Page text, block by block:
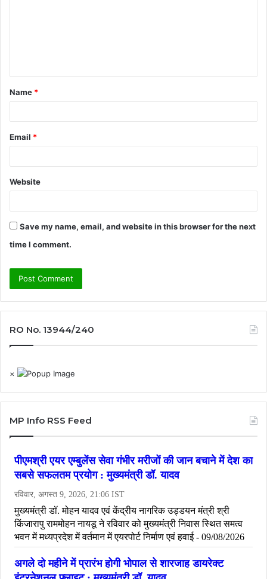
t
*
Name *
Email *
Website
Save my name, email, and website in this browser for the next
time I comment.
RO No. 13944/240
×
MP Info RSS Feed